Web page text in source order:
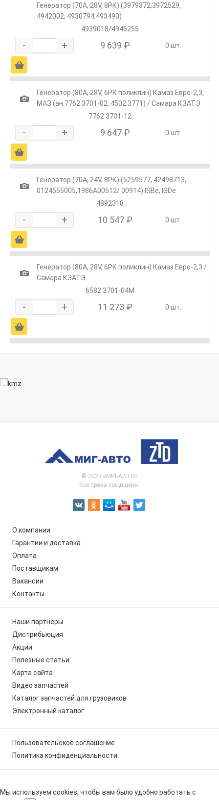
Генератор (70А, 28V, 8РК) (3979372,3972529,
4942002, 4930794,493490)
4939018/4946255
- + 9 639 ₽ 0 шт.
Ä
1
Генератор (80A, 28V, 6РК поликлин) Камаз Евро-2,3,
МАЗ (ан.7762.3701-02, 4502.3771) / Самара КЗАТЭ
7762.3701-12
- + 9 647 ₽ 0 шт.
Ä
1
Генератор (70А, 24V, 8РК) (5259577, 42498713,
0124555005,1986А00512/ 00914) ISBe, ISDe
4892318
- + 10 547 ₽ 0 шт.
Ä
1
Генератор (80А, 28V, 6РК поликлин) Камаз Евро-2,3 /
Самара КЗАТЭ
6582.3701-04М
- + 11 273 ₽ 0 шт.
Ä
© 2023 «МИГ-АВТО»
Все права защищены.
О компании
Гарантии и доставка
Оплата
Поставщикам
Вакансии
Контакты
Наши партнеры
Дистрибьюция
Акции
Полезные статьи
Карта сайта
Видео запчастей
Каталог запчастей для грузовиков
Электронный каталог
Пользовательское соглашение
Политика конфиденциальности
Мы используем cookies, чтобы вам было удобно работать с